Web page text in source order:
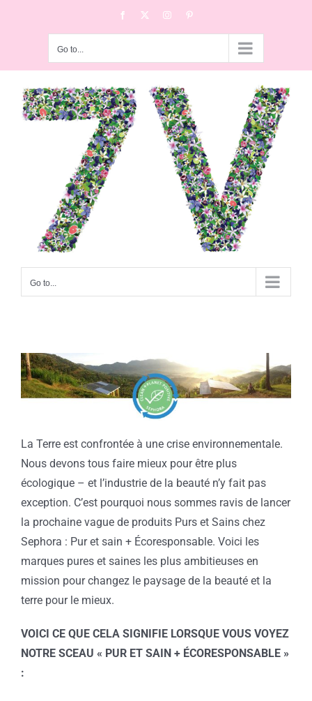
Facebook Instagram
Go to...
Go to...
La Terre est confrontée à une crise environnementale.
Nous devons tous faire mieux pour être plus
écologique – et l’industrie de la beauté n’y fait pas
exception. C’est pourquoi nous sommes ravis de lancer
la prochaine vague de produits Purs et Sains chez
Sephora : Pur et sain + Écoresponsable. Voici les
marques pures et saines les plus ambitieuses en
mission pour changez le paysage de la beauté et la
terre pour le mieux.
VOICI CE QUE CELA SIGNIFIE LORSQUE VOUS VOYEZ
NOTRE SCEAU « PUR ET SAIN + ÉCORESPONSABLE »
: